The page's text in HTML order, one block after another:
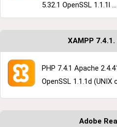
5.32.1 OpenSSL 1.1.1l ...
XAMPP
PHP 7.4.1 Apache
OpenSSL 1.1.1d (UNIX
Adobe